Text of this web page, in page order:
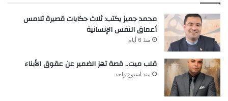
محمد جميز يكتب: ثلاث حكايات قصيرة تلامس
أعماق النفس الإنسانية
منذ 6 أيام
قلب ميت.. قصة تهز الضمير عن عقوق الأبناء
منذ أسبوع واحد